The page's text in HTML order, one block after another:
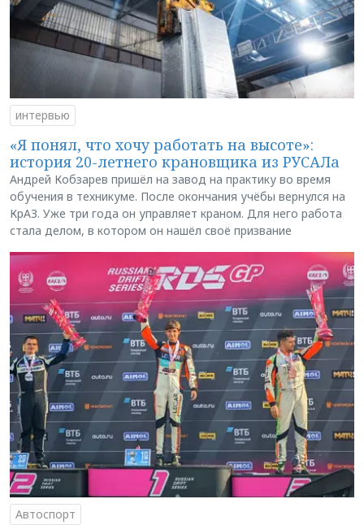
интервью
«Я понял, что хочу работать на высоте»:
история 20-летнего крановщика из РУСАЛа
Андрей Кобзарев пришёл на завод на практику во время
обучения в техникуме. После окончания учёбы вернулся на
КрАЗ. Уже три года он управляет краном. Для него работа
стала делом, в котором он нашёл своё призвание
Автоспорт